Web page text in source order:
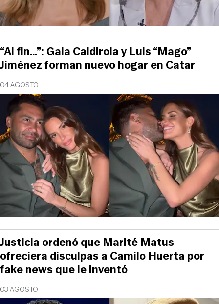
04 AGOSTO
“Al fin…”: Gala Caldirola y Luis “Mago”
Jiménez forman nuevo hogar en Catar
03 AGOSTO
Justicia ordenó que Marité Matus
ofreciera disculpas a Camilo Huerta por
fake news que le inventó